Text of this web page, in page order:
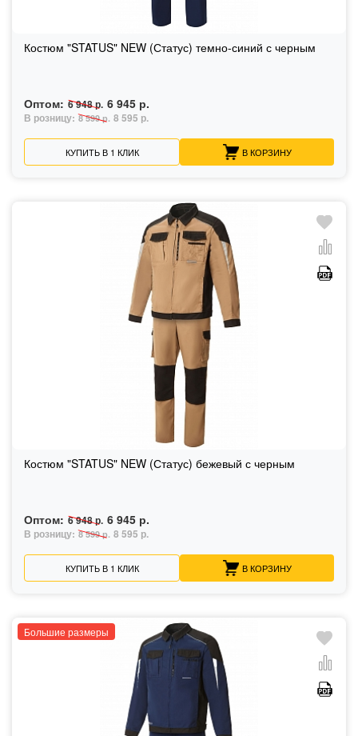
Костюм "STATUS" NEW (Статус) темно-синий с черным
Оптом: 6 948 р. 6 945 р.
В розницу: 8 599 р. 8 595 р.
КУПИТЬ В 1 КЛИК В КОРЗИНУ
Костюм "STATUS" NEW (Статус) бежевый с черным
Оптом: 6 948 р. 6 945 р.
В розницу: 8 599 р. 8 595 р.
КУПИТЬ В 1 КЛИК В КОРЗИНУ
Большие размеры